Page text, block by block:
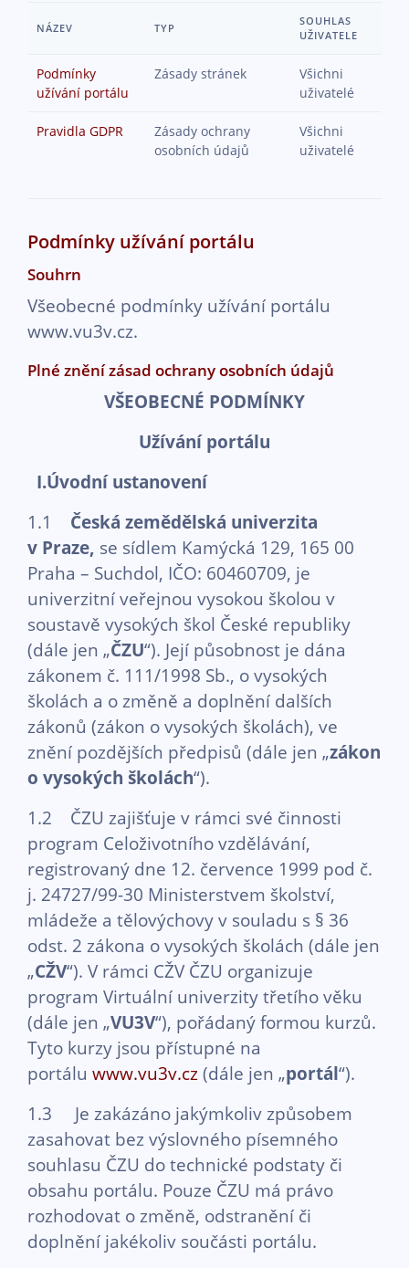
NÁZEV TYP
SOUHLAS
UŽIVATELE
Podmínky
užívání portálu
Zásady stránek
Všichni
uživatelé
Pravidla GDPR
Zásady ochrany
osobních údajů
Všichni
uživatelé
Podmínky užívání portálu
Souhrn
Všeobecné podmínky užívání portálu
www.vu3v.cz.
Plné znění zásad ochrany osobních údajů
VŠEOBECNÉ PODMÍNKY
Užívání portálu
I.Úvodní ustanovení
1.1 Česká zemědělská univerzita
v Praze, se sídlem Kamýcká 129, 165 00
Praha – Suchdol, IČO: 60460709, je
univerzitní veřejnou vysokou školou v
soustavě vysokých škol České republiky
(dále jen „ČZU“). Její působnost je dána
zákonem č. 111/1998 Sb., o vysokých
školách a o změně a doplnění dalších
zákonů (zákon o vysokých školách), ve
znění pozdějších předpisů (dále jen „zákon
o vysokých školách“).
1.2 ČZU zajišťuje v rámci své činnosti
program Celoživotního vzdělávání,
registrovaný dne 12. července 1999 pod č.
j. 24727/99-30 Ministerstvem školství,
mládeže a tělovýchovy v souladu s § 36
odst. 2 zákona o vysokých školách (dále jen
„CŽV“). V rámci CŽV ČZU organizuje
program Virtuální univerzity třetího věku
(dále jen „VU3V“), pořádaný formou kurzů.
Tyto kurzy jsou přístupné na
portálu www.vu3v.cz(dále jen „portál“).
1.3 Je zakázáno jakýmkoliv způsobem
zasahovat bez výslovného písemného
souhlasu ČZU do technické podstaty či
obsahu portálu. Pouze ČZU má právo
rozhodovat o změně, odstranění či
doplnění jakékoliv součásti portálu.